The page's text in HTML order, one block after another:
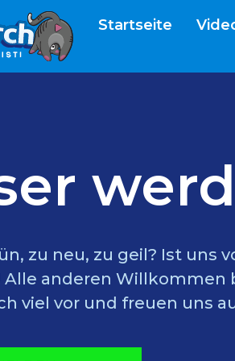
Startseite
zu neu, zu geil? Ist uns
anderen Willkommen
viel vor und freuen uns